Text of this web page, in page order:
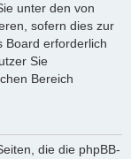
unter den von
sofern dies zur
Board erforderlich
Sie
Bereich
die die phpBB-